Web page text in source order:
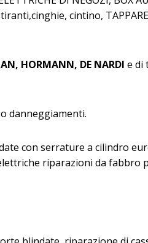
cintino,
HORMANN, DE NARDI e di
danneggiamenti.
con serrature a cilindro
riparazioni da fabbro